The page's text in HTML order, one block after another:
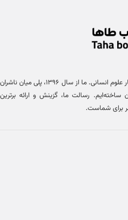
خانه کتاب طاها، مرجع تخصصی آثار علوم انسانی. ما از سال ۱۳۹۶، پلی میان ناشران
ساخته‌ایم. رسالت ما، گزینش و ارائه برترین
برای شماست.